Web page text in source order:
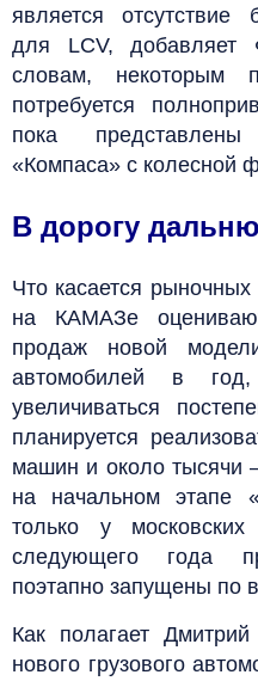
является отсутствие
для LCV, добавляет
словам, некоторым
потребуется
пока
«Компаса» с колесной
В дорогу
Что касается
на КАМАЗе
продаж новой
автомобилей в
увеличиваться
планируется
машин и около тысячи
на начальном этапе
только у
следующего года
поэтапно запущены по
Как полагает
нового грузового